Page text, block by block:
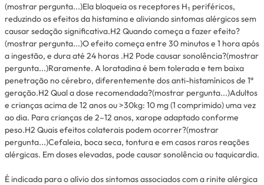
(mostrar pergunta...)Ela bloqueia os receptores H₁ periféricos,
reduzindo os efeitos da histamina e aliviando sintomas alérgicos sem
causar sedação significativa.H2 Quando começa a fazer efeito?
(mostrar pergunta...)O efeito começa entre 30 minutos e 1 hora após
a ingestão, e dura até 24 horas .H2 Pode causar sonolência?(mostrar
pergunta...)Raramente. A loratadina é bem tolerada e tem baixa
penetração no cérebro, diferentemente dos anti-histamínicos de 1ª
geração.H2 Qual a dose recomendada?(mostrar pergunta...)Adultos
e crianças acima de 12 anos ou >30kg: 10 mg (1 comprimido) uma vez
ao dia. Para crianças de 2–12 anos, xarope adaptado conforme
peso.H2 Quais efeitos colaterais podem ocorrer?(mostrar
pergunta...)Cefaleia, boca seca, tontura e em casos raros reações
alérgicas. Em doses elevadas, pode causar sonolência ou taquicardia.
É indicada para o alívio dos sintomas associados com a rinite alérgica